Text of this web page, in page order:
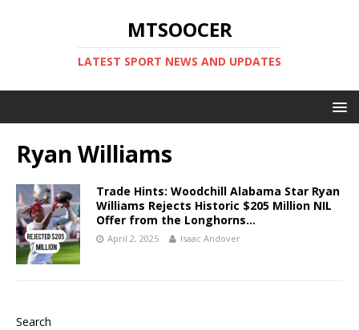
MTSOOCER
LATEST SPORT NEWS AND UPDATES
Ryan Williams
Trade Hints: Woodchill Alabama Star Ryan
Williams Rejects Historic $205 Million NIL
Offer from the Longhorns…
April 2, 2025 Isaac Andover
Search